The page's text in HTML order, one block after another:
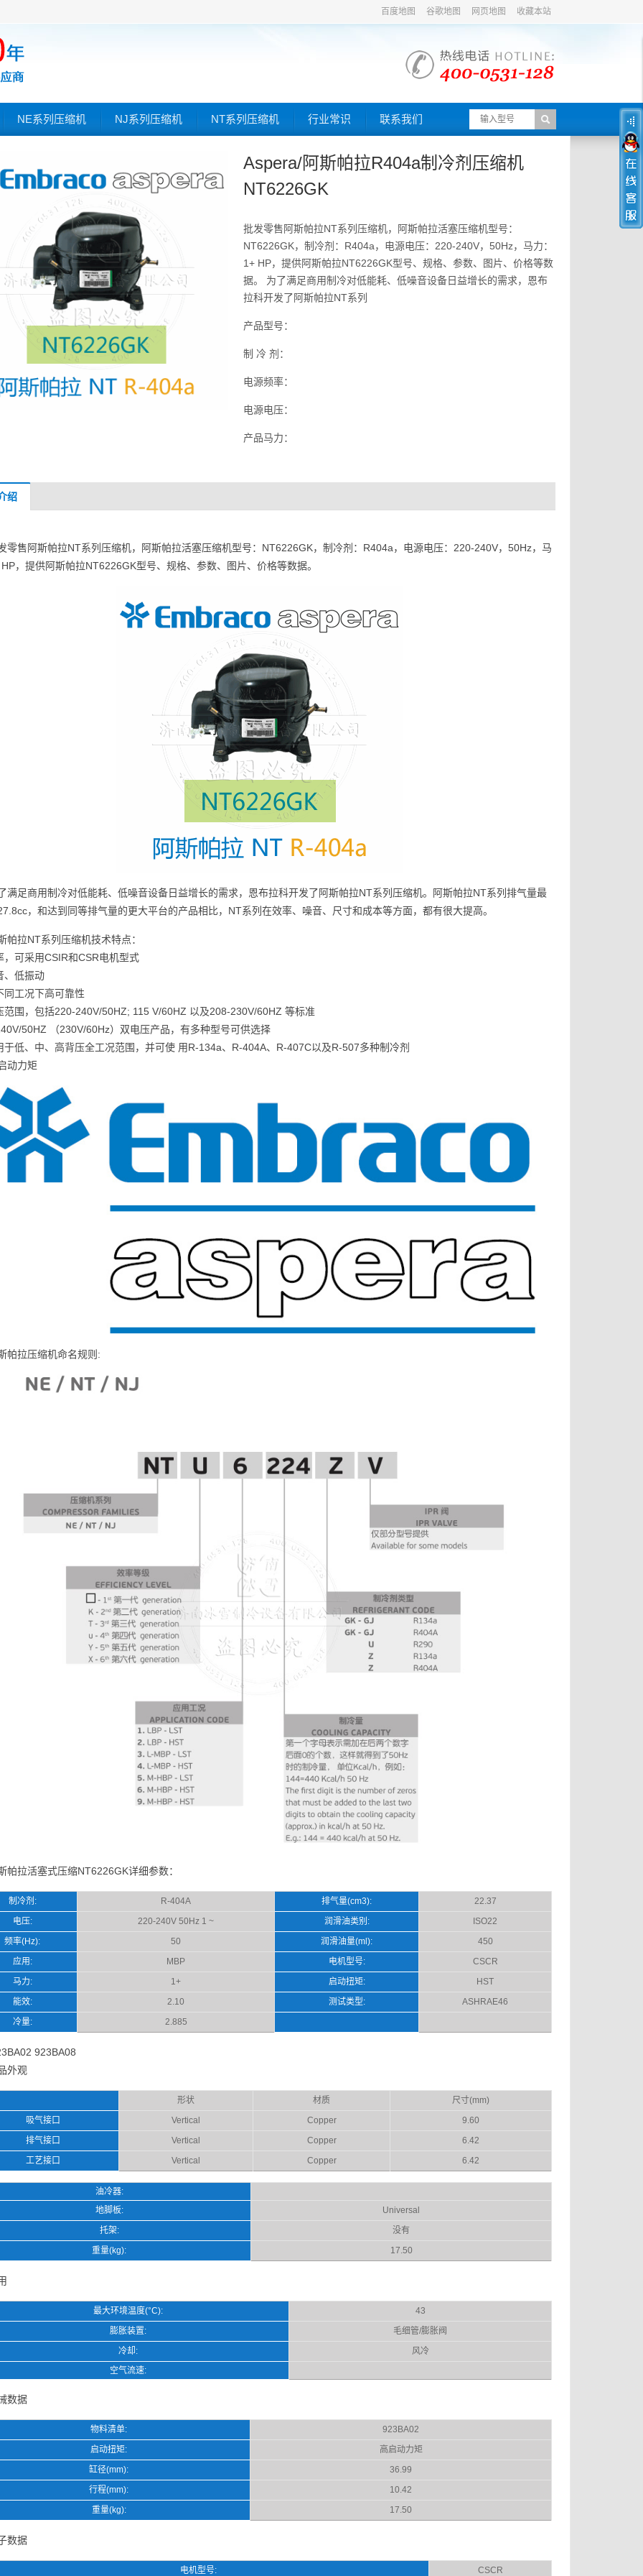
百度地图 谷歌地图 网页地图 收藏本站
NE系列压缩机 NJ系列压缩机 NT系列压缩机 行业常识 联系我们
Aspera/阿斯帕拉R404a制冷剂压缩机
NT6226GK
批发零售阿斯帕拉NT系列压缩机，阿斯帕拉活塞压缩机型号：
NT6226GK，制冷剂：R404a，电源电压：220-240V，50Hz，马力：
1+ HP，提供阿斯帕拉NT6226GK型号、规格、参数、图片、价格等数
据。 为了满足商用制冷对低能耗、低噪音设备日益增长的需求，恩布
拉科开发了阿斯帕拉NT系列
产品型号：
制 冷 剂：
电源频率：
电源电压：
产品马力：
绍
零售阿斯帕拉NT系列压缩机，阿斯帕拉活塞压缩机型号：NT6226GK，制冷剂：R404a，电源电压：220-240V，50Hz，马
，提供阿斯帕拉NT6226GK型号、规格、参数、图片、价格等数据。
满足商用制冷对低能耗、低噪音设备日益增长的需求，恩布拉科开发了阿斯帕拉NT系列压缩机。阿斯帕拉NT系列排气量最
，和达到同等排气量的更大平台的产品相比，NT系列在效率、噪音、尺寸和成本等方面，都有很大提高。
帕拉NT系列压缩机技术特点：
，可采用CSIR和CSR电机型式
、低振动
同工况下高可靠性
范围，包括220-240V/50HZ; 115 V/60HZ 以及208-230V/60HZ 等标准
50HZ （230V/60Hz）双电压产品，有多种型号可供选择
于低、中、高背压全工况范围，并可使 用R-134a、R-404A、R-407C以及R-507多种制冷剂
动力矩
帕拉压缩机命名规则:
帕拉活塞式压缩NT6226GK详细参数：
制冷剂: R-404A 排气量(cm3):
22.37
电压:
220-240V 50Hz 1 ~ 润滑油类别:
ISO22
频率(Hz):
50 润滑油量(ml):
450
应用:
MBP 电机型号:
CSCR
马力:
1+ 启动扭矩:
HST
能效:
2.10 测试类型:
ASHRAE46
冷量:
2.885
923BA08
外观
形状 材质
尺寸(mm)
吸气接口
Vertical Copper
9.60
排气接口
Vertical Copper
6.42
工艺接口
Vertical Copper 6.42
油冷器:
地脚板:
Universal
托架:
没有
重量(kg):
17.50
最大环境温度(°C):
43
膨胀装置:
毛细管/膨胀阀
冷却:
风冷
空气流速:
数据
物料清单:
923BA02
启动扭矩:
高启动力矩
缸径(mm):
36.99
行程(mm):
10.42
重量(kg):
17.50
数据
电机型号: CSCR